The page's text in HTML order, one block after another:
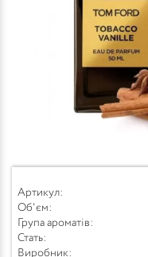
Артикул:
Об'єм:
Група ароматів:
Стать:
Виробник: